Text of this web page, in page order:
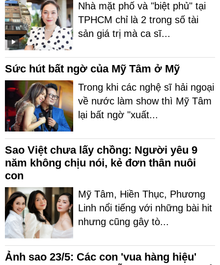
Nhà mặt phố và "biệt phủ" tại
TPHCM chỉ là 2 trong số tài
sản giá trị mà ca sĩ...
Sức hút bất ngờ của Mỹ Tâm ở Mỹ
Trong khi các nghệ sĩ hải ngoại
về nước làm show thì Mỹ Tâm
lại bất ngờ "xuất...
Sao Việt chưa lấy chồng: Người yêu 9
năm không chịu nói, kẻ đơn thân nuôi
con
Mỹ Tâm, Hiền Thục, Phương
Linh nổi tiếng với những bài hit
nhưng cũng gây tò...
Ảnh sao 23/5: Các con 'vua hàng hiệu'